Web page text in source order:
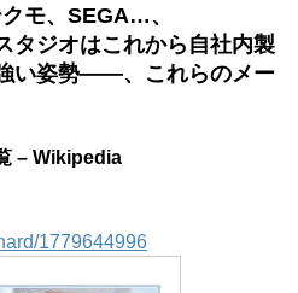
モ、SEGA…、
タジオはこれから自社内製
い姿勢――、これらのメー
– Wikipedia
1779644996